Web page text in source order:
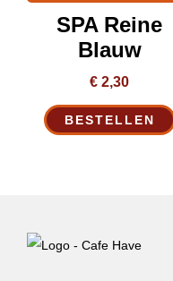
SPA Reine
Blauw
€ 2,30
BESTELLEN